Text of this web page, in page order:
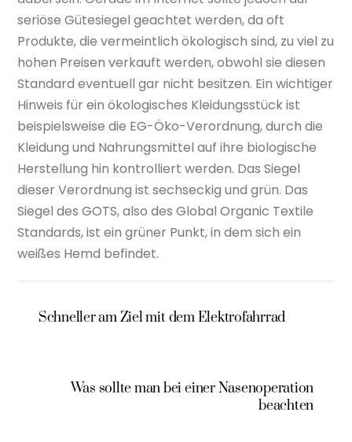
seriöse Gütesiegel geachtet werden, da oft
Produkte, die vermeintlich ökologisch sind, zu viel zu
hohen Preisen verkauft werden, obwohl sie diesen
Standard eventuell gar nicht besitzen. Ein wichtiger
Hinweis für ein ökologisches Kleidungsstück ist
beispielsweise die EG-Öko-Verordnung, durch die
Kleidung und Nahrungsmittel auf ihre biologische
Herstellung hin kontrolliert werden. Das Siegel
dieser Verordnung ist sechseckig und grün. Das
Siegel des GOTS, also des Global Organic Textile
Standards, ist ein grüner Punkt, in dem sich ein
weißes Hemd befindet.
Schneller am Ziel mit dem Elektrofahrrad
Was sollte man bei einer Nasenoperation
beachten